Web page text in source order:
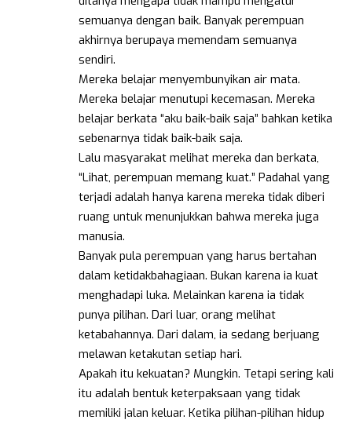
semuanya dengan baik. Banyak perempuan
akhirnya berupaya memendam semuanya
sendiri.
Mereka belajar menyembunyikan air mata.
Mereka belajar menutupi kecemasan. Mereka
belajar berkata “aku baik-baik saja” bahkan ketika
sebenarnya tidak baik-baik saja.
Lalu masyarakat melihat mereka dan berkata,
“Lihat, perempuan memang kuat.” Padahal yang
terjadi adalah hanya karena mereka tidak diberi
ruang untuk menunjukkan bahwa mereka juga
manusia.
Banyak pula perempuan yang harus bertahan
dalam ketidakbahagiaan. Bukan karena ia kuat
menghadapi luka. Melainkan karena ia tidak
punya pilihan. Dari luar, orang melihat
ketabahannya. Dari dalam, ia sedang berjuang
melawan ketakutan setiap hari.
Apakah itu kekuatan? Mungkin. Tetapi sering kali
itu adalah bentuk keterpaksaan yang tidak
memiliki jalan keluar. Ketika pilihan-pilihan hidup